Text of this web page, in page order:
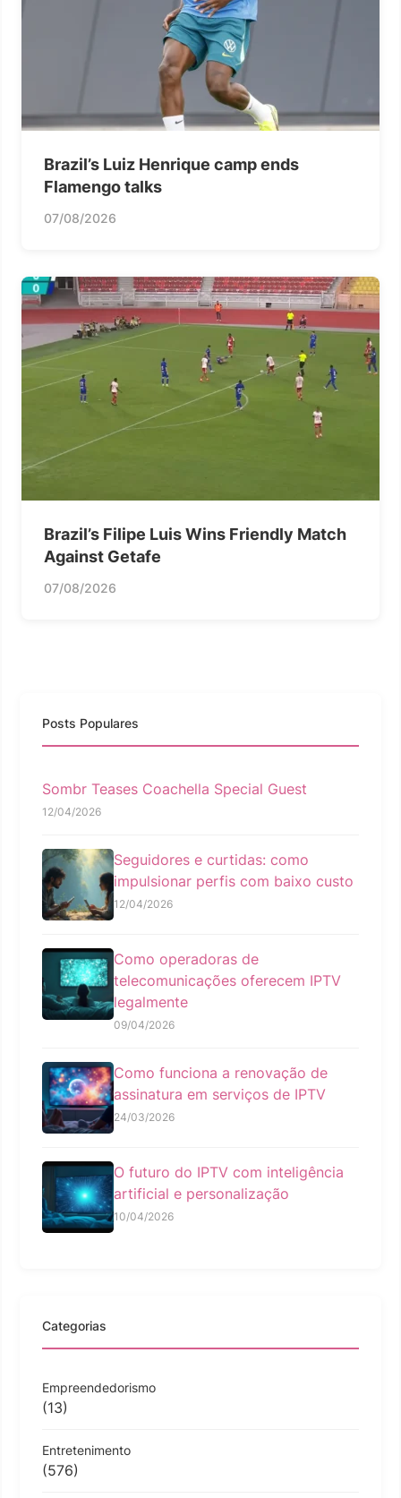
Brazil’s Luiz Henrique camp ends
Flamengo talks
07/08/2026
Brazil’s Filipe Luis Wins Friendly Match
Against Getafe
07/08/2026
Posts Populares
Sombr Teases Coachella Special Guest
12/04/2026
Seguidores e curtidas: como
impulsionar perfis com baixo custo
12/04/2026
Como operadoras de
telecomunicações oferecem IPTV
legalmente
09/04/2026
Como funciona a renovação de
assinatura em serviços de IPTV
24/03/2026
O futuro do IPTV com inteligência
artificial e personalização
10/04/2026
Categorias
Empreendedorismo
(13)
Entretenimento
(576)